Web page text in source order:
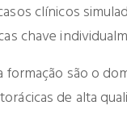
clínicos
chave
formação são o
de alta